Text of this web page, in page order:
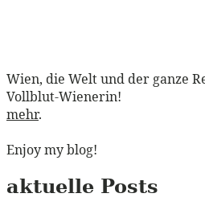
Wien, die Welt und der ganze
Vollblut-Wienerin!
mehr.
Enjoy my blog!
aktuelle Posts